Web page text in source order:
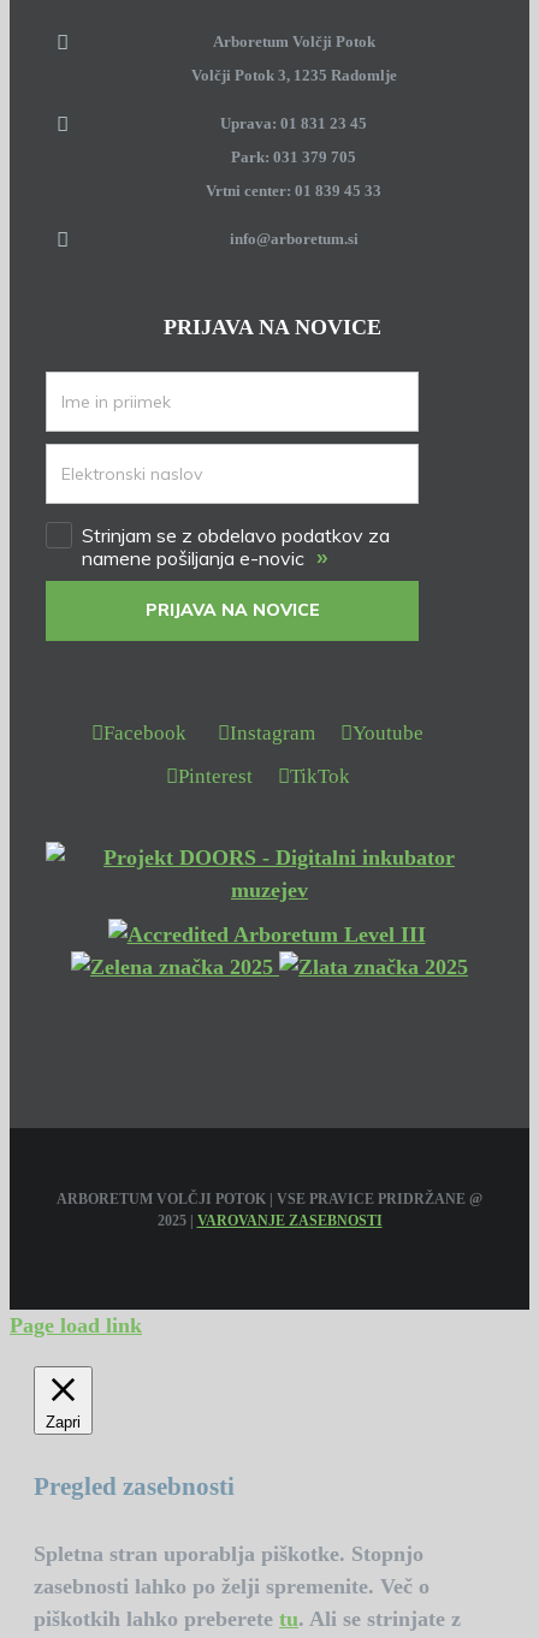
Arboretum Volčji Potok
Volčji Potok 3, 1235 Radomlje
Uprava: 01 831 23 45
Park: 031 379 705
Vrtni center: 01 839 45 33
info@arboretum.si
PRIJAVA NA NOVICE
Strinjam se z obdelavo podatkov za
namene pošiljanja e-novic »
PRIJAVA NA NOVICE
Facebook Instagram
Youtube
Pinterest
TikTok
ARBORETUM VOLČJI POTOK | VSE PRAVICE PRIDRŽANE @
2025 | VAROVANJE ZASEBNOSTI
Page load link
Zapri
Pregled zasebnosti
Spletna stran uporablja piškotke. Stopnjo
zasebnosti lahko po želji spremenite. Več o
piškotkih lahko preberete tu. Ali se strinjate z